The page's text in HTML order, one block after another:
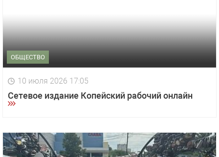
ОБЩЕСТВО
10 июля 2026 17:05
Сетевое издание Копейский рабочий онлайн